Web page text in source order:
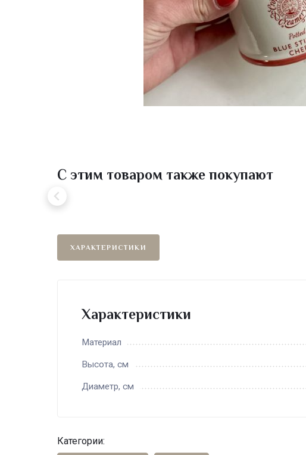
С этим товаром также покупают
ХАРАКТЕРИСТИКИ
Характеристики
Материал
Высота, см
Диаметр, см
Категории: